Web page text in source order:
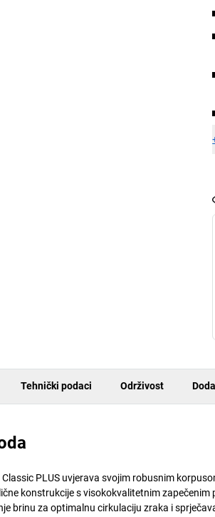
Tehnički podaci Održivost
PLUS uvjerava svojim robusnim
konstrukcije s visokokvalitetnim
brinu za optimalnu cirkulaciju zraka i